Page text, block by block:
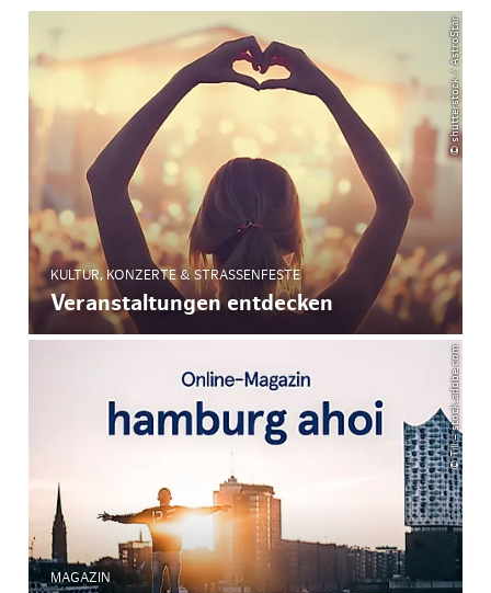
© shutterstock / AstroStar
KULTUR, KONZERTE & STRASSENFESTE
Veranstaltungen entdecken
© Till – stock.adobe.com
MAGAZIN